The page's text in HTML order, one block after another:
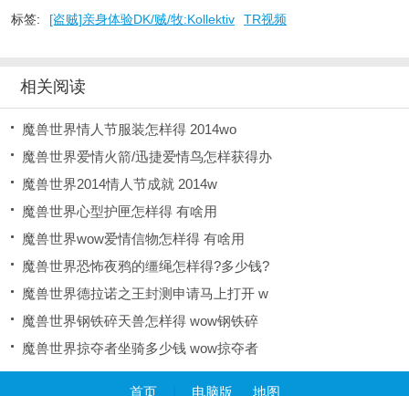
标签: [盗贼]亲身体验DK/贼/牧:Kollektiv TR视频
相关阅读
魔兽世界情人节服装怎样得 2014wo
魔兽世界爱情火箭/迅捷爱情鸟怎样获得办
魔兽世界2014情人节成就 2014w
魔兽世界心型护匣怎样得 有啥用
魔兽世界wow爱情信物怎样得 有啥用
魔兽世界恐怖夜鸦的缰绳怎样得?多少钱?
魔兽世界德拉诺之王封测申请马上打开 w
魔兽世界钢铁碎天兽怎样得 wow钢铁碎
魔兽世界掠夺者坐骑多少钱 wow掠夺者
首页 电脑版 地图